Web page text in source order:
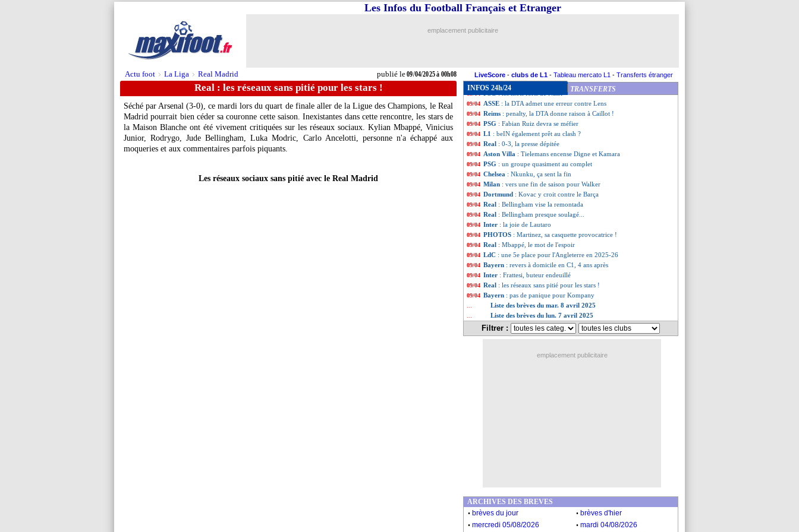
Actu foot > La Liga > Real Madrid publié le09/04/2025 à 00h08
Les Infos du Football Français et Etranger
emplacement publicitaire
LiveScore - clubs de L1 - Tableau mercato L1 - Transferts étranger
Real : les réseaux sans pitié pour les stars !
Séché par Arsenal (3-0), ce mardi lors du quart de finale aller de la Ligue des Champions, le Real
Madrid pourrait bien céder sa couronne cette saison. Inexistantes dans cette rencontre, les stars de
la Maison Blanche ont été vivement critiquées sur les réseaux sociaux. Kylian Mbappé, Vinicius
Junior, Rodrygo, Jude Bellingham, Luka Modric, Carlo Ancelotti, personne n'a échappé aux
moqueries et aux commentaires parfois piquants.
Les réseaux sociaux sans pitié avec le Real Madrid
INFOS 24h/24 TRANSFERTS
09/04 Man Utd: Onana répond à Matic
09/04 OM: Bennacer, parti pour rester
09/04 Lyon
09/04 PSG: Dembélé ne pense pas au Ballon d'Or
09/04 LdC: les parcours du PSG et d'Aston Villa
09/04 ASSE : la DTA admet une erreur contre Lens
09/04 Reims : penalty, la DTA donne raison à Caillot !
09/04 PSG : Fabian Ruiz devra se méfier
09/04 L1 : beIN également prêt au clash ?
09/04 Real : 0-3, la presse dépitée
09/04 Aston Villa : Tielemans encense Digne et Kamara
09/04 PSG : un groupe quasiment au complet
09/04 Chelsea : Nkunku, ça sent la fin
09/04 Milan : vers une fin de saison pour Walker
09/04 Dortmund : Kovac y croit contre le Barça
09/04 Real : Bellingham vise la remontada
09/04 Real : Bellingham presque soulagé...
09/04 Inter : la joie de Lautaro
09/04 PHOTOS : Martinez, sa casquette provocatrice !
09/04 Real : Mbappé, le mot de l'espoir
09/04 LdC : une 5e place pour l'Angleterre en 2025-26
09/04 Bayern : revers à domicile en C1, 4 ans après
09/04 Inter : Frattesi, buteur endeuillé
09/04 Real : les réseaux sans pitié pour les stars !
09/04 Bayern : pas de panique pour Kompany
Liste des brèves du mar. 8 avril 2025
Liste des brèves du lun. 7 avril 2025
Filtrer :
emplacement publicitaire
ARCHIVES DES BREVES
. brèves du jour . brèves d'hier
. mercredi 05/08/2026 . mardi 04/08/2026